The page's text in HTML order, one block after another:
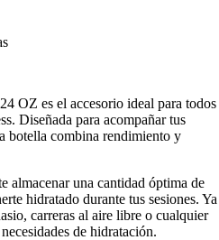
OZ es el accesorio ideal para todos
Diseñada para acompañar tus
botella combina rendimiento y
almacenar una cantidad óptima de
hidratado durante tus sesiones. Ya
carreras al aire libre o cualquier
de hidratación.